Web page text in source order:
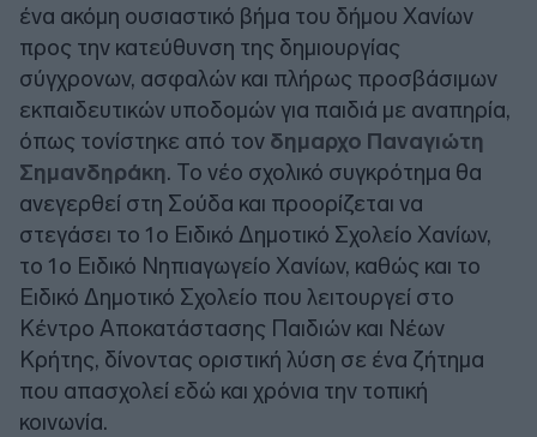
ένα ακόμη ουσιαστικό βήμα του δήμου Χανίων
προς την κατεύθυνση της δημιουργίας
σύγχρονων, ασφαλών και πλήρως προσβάσιμων
εκπαιδευτικών υποδομών για παιδιά με αναπηρία,
όπως τονίστηκε από τον δημαρχο Παναγιώτη
Σημανδηράκη. Το νέο σχολικό συγκρότημα θα
ανεγερθεί στη Σούδα και προορίζεται να
στεγάσει το 1ο Ειδικό Δημοτικό Σχολείο Χανίων,
το 1ο Ειδικό Νηπιαγωγείο Χανίων, καθώς και το
Ειδικό Δημοτικό Σχολείο που λειτουργεί στο
Κέντρο Αποκατάστασης Παιδιών και Νέων
Κρήτης, δίνοντας οριστική λύση σε ένα ζήτημα
που απασχολεί εδώ και χρόνια την τοπική
κοινωνία.